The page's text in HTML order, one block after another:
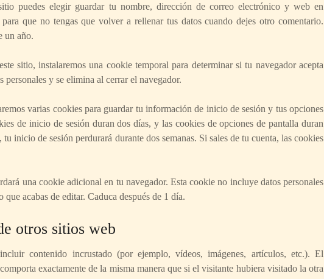
puedes elegir guardar tu nombre, dirección de correo electrónico y web en
que no tengas que volver a rellenar tus datos cuando dejes otro comentario.
un año.
sitio, instalaremos una cookie temporal para determinar si tu navegador acepta
y se elimina al cerrar el navegador.
varias cookies para guardar tu información de inicio de sesión y tus opciones
de inicio de sesión duran dos días, y las cookies de opciones de pantalla duran
inicio de sesión perdurará durante dos semanas. Si sales de tu cuenta, las cookies
una cookie adicional en tu navegador. Esta cookie no incluye datos personales
acabas de editar. Caduca después de 1 día.
otros sitios web
contenido incrustado (por ejemplo, vídeos, imágenes, artículos, etc.). El
exactamente de la misma manera que si el visitante hubiera visitado la otra